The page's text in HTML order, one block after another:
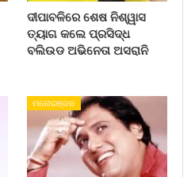
ଦୀପାବଳିରେ ଶେଷ ନିଶ୍ୱାସ
ତ୍ୟାଗ କଲେ ପ୍ରସିଦ୍ଧ
ବଲିଉଡ ଅଭିନେତା ଅସରାନି
ମନୋରଞ୍ଜନ